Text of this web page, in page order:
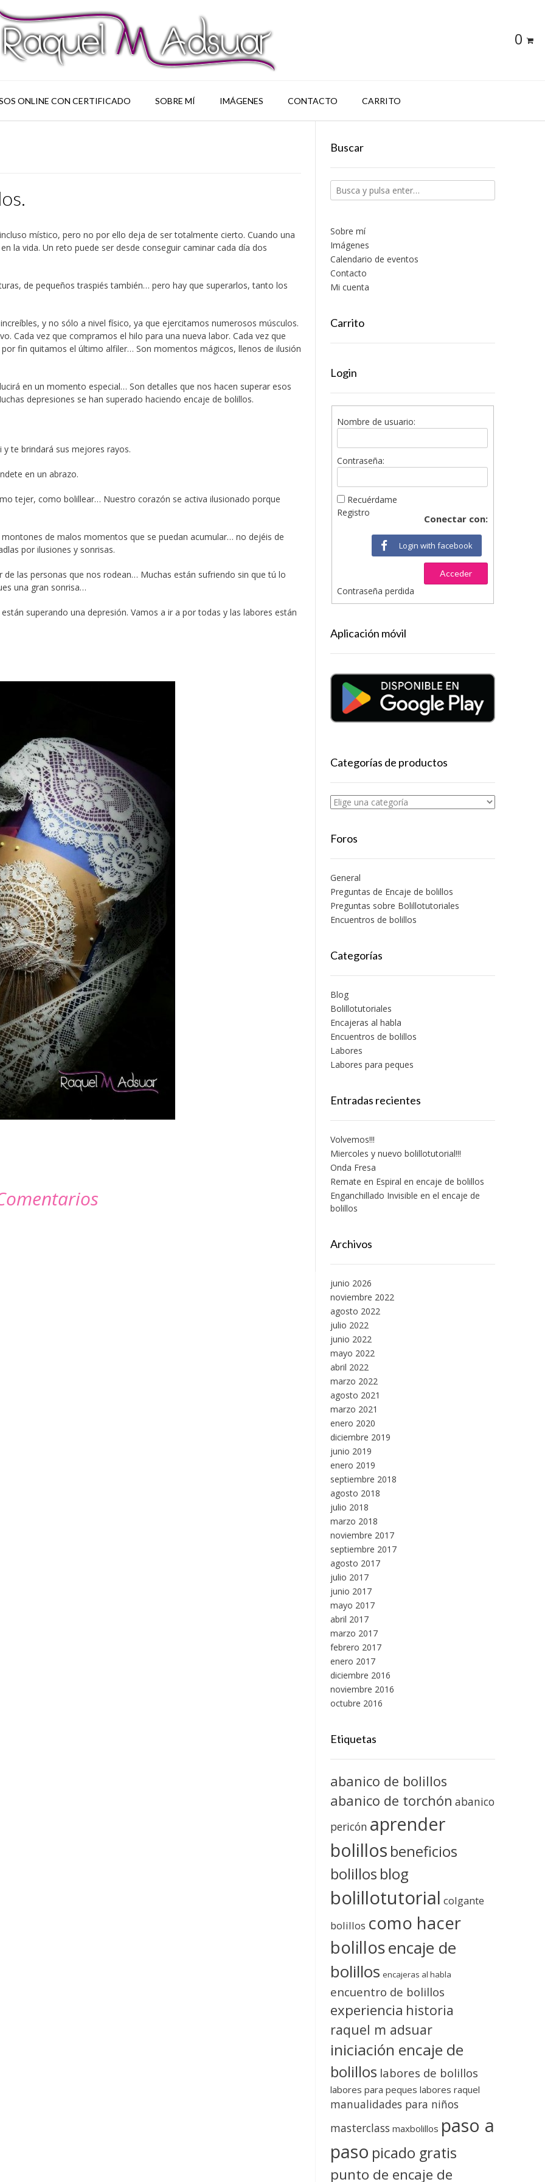
0
ONLINE CON CERTIFICADO SOBRE MÍ IMÁGENES CONTACTO CARRITO
místico, pero no por ello deja de ser totalmente cierto. Cuando una
la vida. Un reto puede ser desde conseguir caminar cada día dos
de pequeños traspiés también… pero hay que superarlos, tanto los
y no sólo a nivel físico, ya que ejercitamos numerosos músculos.
Cada vez que compramos el hilo para una nueva labor. Cada vez que
fin quitamos el último alfiler… Son momentos mágicos, llenos de ilusión
en un momento especial… Son detalles que nos hacen superar esos
depresiones se han superado haciendo encaje de bolillos.
te brindará sus mejores rayos.
en un abrazo.
tejer, como bolillear… Nuestro corazón se activa ilusionado porque
de malos momentos que se puedan acumular… no dejéis de
por ilusiones y sonrisas.
las personas que nos rodean… Muchas están sufriendo sin que tú lo
una gran sonrisa…
superando una depresión. Vamos a ir a por todas y las labores están
Buscar
Sobre mí
Imágenes
Calendario de eventos
Contacto
Mi cuenta
Carrito
Login
Nombre de usuario:
Contraseña:
Recuérdame
Conectar con:
Login with facebook
Acceder
Registro
Contraseña perdida
Aplicación móvil
Categorías de productos
Foros
General
Preguntas de Encaje de bolillos
Preguntas sobre Bolillotutoriales
Encuentros de bolillos
Categorías
Blog
Bolillotutoriales
Encajeras al habla
Encuentros de bolillos
Labores
Labores para peques
Entradas recientes
Volvemos!!!
Miercoles y nuevo bolillotutorial!!!
Onda Fresa
Remate en Espiral en encaje de bolillos
Enganchillado Invisible en el encaje de
bolillos
Archivos
junio 2026
noviembre 2022
agosto 2022
julio 2022
junio 2022
mayo 2022
abril 2022
marzo 2022
agosto 2021
marzo 2021
enero 2020
diciembre 2019
junio 2019
enero 2019
septiembre 2018
agosto 2018
julio 2018
marzo 2018
noviembre 2017
septiembre 2017
agosto 2017
julio 2017
junio 2017
mayo 2017
abril 2017
marzo 2017
febrero 2017
enero 2017
diciembre 2016
noviembre 2016
octubre 2016
Etiquetas
abanico de bolillos
abanico de torchón abanico
pericón aprender
bolillos beneficios
bolillos blog
bolillotutorial colgante
bolillos como hacer
bolillosencaje de
bolillos encajeras al habla
encuentro de bolillos
experiencia historia
raquel m adsuar
iniciación encaje de
bolillos labores de bolillos
labores para peques labores raquel
manualidades para niños
masterclass maxbolillos paso a
paso picado gratis
punto de encaje de